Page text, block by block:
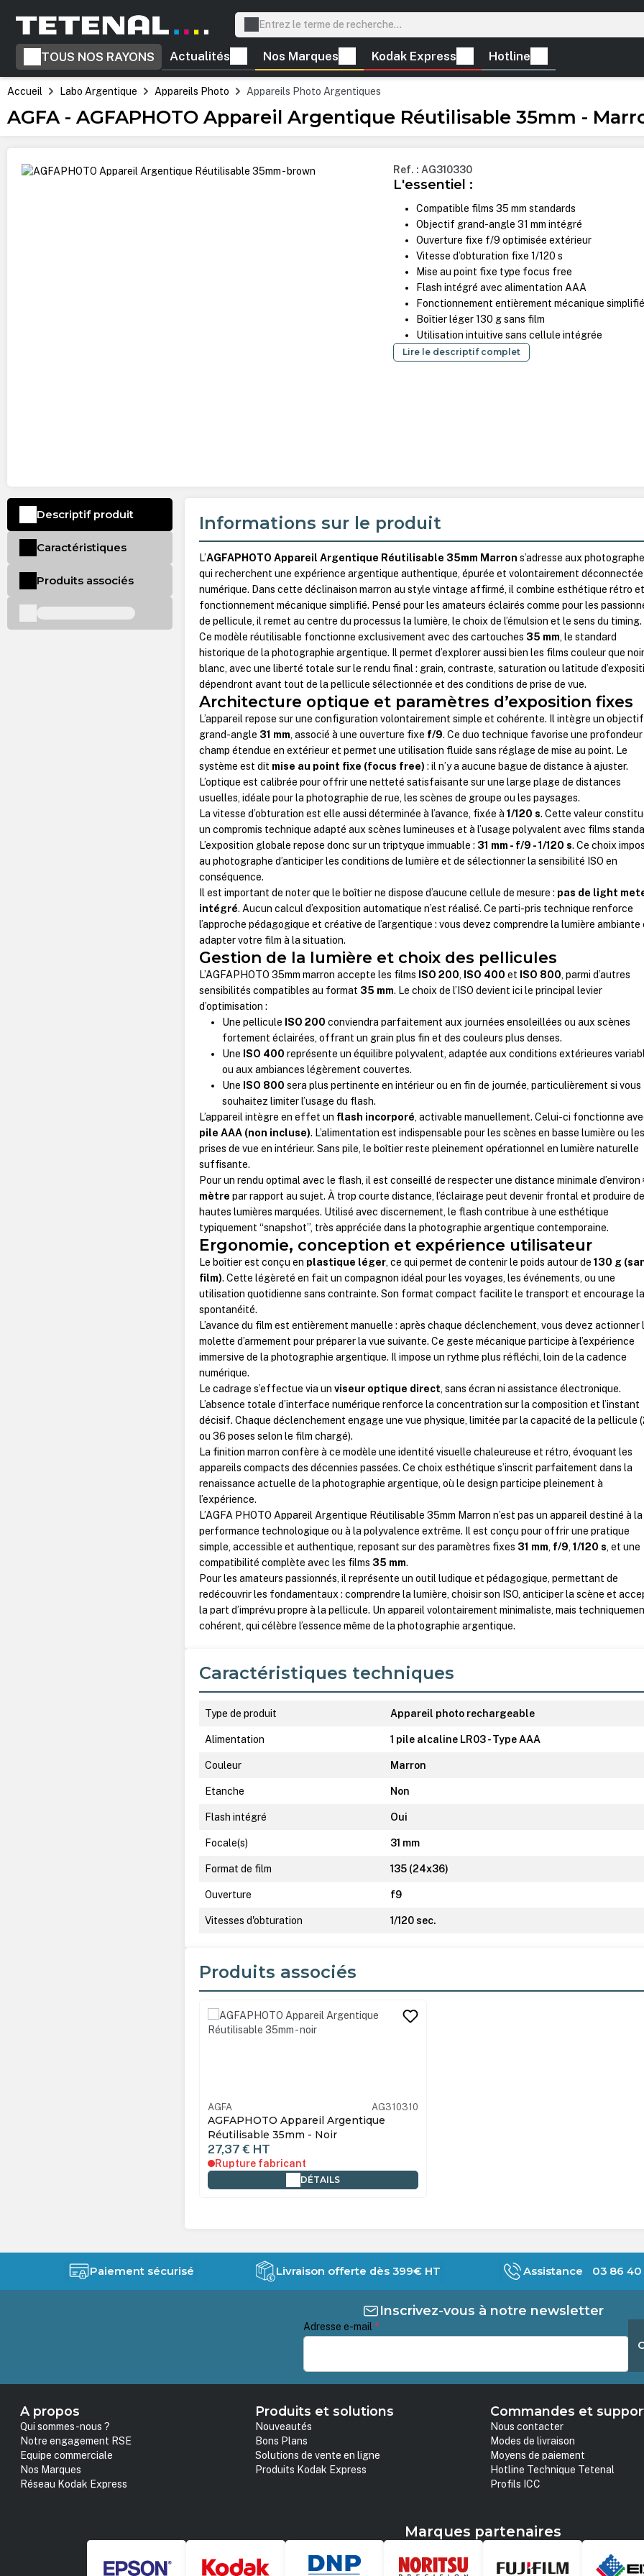
Passer à la navigation principale
TOUS NOS RAYONS Actualités Nos Marques Kodak Express Hotline
Accueil Labo Argentique Appareils Photo Appareils Photo Argentiques
AGFA - AGFAPHOTO Appareil Argentique Réutilisable 35mm -
Ignorer la galerie d'images Ref. : AG310330
L'essentiel :
Compatible films 35 mm standards
Objectif grand-angle 31 mm intégré
Ouverture fixe f/9 optimisée extérieur
Vitesse d’obturation fixe 1/120 s
Mise au point fixe type focus free
Flash intégré avec alimentation AAA
Fonctionnement entièrement mécanique
Boîtier léger 130 g sans film
Utilisation intuitive sans cellule intégrée
Lire le descriptif complet
Informations sur le produit
L’AGFAPHOTO Appareil Argentique Réutilisable 35mm Marron s’adresse aux
qui recherchent une expérience argentique authentique, épurée et volontairement
numérique. Dans cette déclinaison marron au style vintage affirmé, il combine esthétique rétro
fonctionnement mécanique simplifié. Pensé pour les amateurs éclairés comme pour les
de pellicule, il remet au centre du processus la lumière, le choix de l’émulsion et le sens du timing.
Ce modèle réutilisable fonctionne exclusivement avec des cartouches 35 mm, le standard
historique de la photographie argentique. Il permet d’explorer aussi bien les films couleur que
blanc, avec une liberté totale sur le rendu final : grain, contraste, saturation ou latitude
dépendront avant tout de la pellicule sélectionnée et des conditions de prise de vue.
Architecture optique et paramètres d’exposition fixes
L’appareil repose sur une configuration volontairement simple et cohérente. Il intègre un objectif
grand-angle 31 mm, associé à une ouverture fixe f/9. Ce duo technique favorise une profondeur
champ étendue en extérieur et permet une utilisation fluide sans réglage de mise au point. Le
système est dit mise au point fixe (focus free) : il n’y a aucune bague de distance à ajuster.
L’optique est calibrée pour offrir une netteté satisfaisante sur une large plage de distances
usuelles, idéale pour la photographie de rue, les scènes de groupe ou les paysages.
La vitesse d’obturation est elle aussi déterminée à l’avance, fixée à1/120 s. Cette valeur
un compromis technique adapté aux scènes lumineuses et à l’usage polyvalent avec films
L’exposition globale repose donc sur un triptyque immuable : 31 mm - f/9 - 1/120 s. Ce choix
au photographe d’anticiper les conditions de lumière et de sélectionner la sensibilité ISO en
conséquence.
Il est important de noter que le boîtier ne dispose d’aucune cellule de mesure : pas de light
intégré. Aucun calcul d’exposition automatique n’est réalisé. Ce parti-pris technique renforce
l’approche pédagogique et créative de l’argentique : vous devez comprendre la lumière ambiante
adapter votre film à la situation.
Gestion de la lumière et choix des pellicules
L’AGFAPHOTO 35mm marron accepte les films ISO 200, ISO 400 et ISO 800, parmi d’autres
sensibilités compatibles au format 35 mm. Le choix de l’ISO devient ici le principal levier
d’optimisation :
Une pellicule ISO 200 conviendra parfaitement aux journées ensoleillées ou aux scènes
fortement éclairées, offrant un grain plus fin et des couleurs plus denses.
Une ISO 400 représente un équilibre polyvalent, adaptée aux conditions extérieures
ou aux ambiances légèrement couvertes.
Une ISO 800 sera plus pertinente en intérieur ou en fin de journée, particulièrement si vous
souhaitez limiter l’usage du flash.
L’appareil intègre en effet un flash incorporé, activable manuellement. Celui-ci fonctionne
pile AAA (non incluse). L’alimentation est indispensable pour les scènes en basse lumière ou
prises de vue en intérieur. Sans pile, le boîtier reste pleinement opérationnel en lumière naturelle
suffisante.
Pour un rendu optimal avec le flash, il est conseillé de respecter une distance minimale d’environ
mètre par rapport au sujet. À trop courte distance, l’éclairage peut devenir frontal et produire
hautes lumières marquées. Utilisé avec discernement, le flash contribue à une esthétique
typiquement “snapshot”, très appréciée dans la photographie argentique contemporaine.
Ergonomie, conception et expérience utilisateur
Le boîtier est conçu en plastique léger, ce qui permet de contenir le poids autour de130 g
film). Cette légèreté en fait un compagnon idéal pour les voyages, les événements, ou une
utilisation quotidienne sans contrainte. Son format compact facilite le transport et encourage
spontanéité.
L’avance du film est entièrement manuelle : après chaque déclenchement, vous devez actionner
molette d’armement pour préparer la vue suivante. Ce geste mécanique participe à l’expérience
immersive de la photographie argentique. Il impose un rythme plus réfléchi, loin de la cadence
numérique.
Le cadrage s’effectue via unviseur optique direct, sans écran ni assistance électronique.
L’absence totale d’interface numérique renforce la concentration sur la composition et l’instant
décisif. Chaque déclenchement engage une vue physique, limitée par la capacité de la pellicule
ou 36 poses selon le film chargé).
La finition marron confère à ce modèle une identité visuelle chaleureuse et rétro, évoquant les
appareils compacts des décennies passées. Ce choix esthétique s’inscrit parfaitement dans la
renaissance actuelle de la photographie argentique, où le design participe pleinement à
l’expérience.
L’AGFA PHOTO Appareil Argentique Réutilisable 35mm Marron n’est pas un appareil destiné à la
performance technologique ou à la polyvalence extrême. Il est conçu pour offrir une pratique
simple, accessible et authentique, reposant sur des paramètres fixes 31 mm, f/9,1/120 s, et une
compatibilité complète avec les films 35 mm.
Pour les amateurs passionnés, il représente un outil ludique et pédagogique, permettant de
redécouvrir les fondamentaux : comprendre la lumière, choisir son ISO, anticiper la scène et
la part d’imprévu propre à la pellicule. Un appareil volontairement minimaliste, mais
cohérent, qui célèbre l’essence même de la photographie argentique.
Caractéristiques techniques
Type de produit Appareil photo rechargeable
Alimentation 1 pile alcaline LR03 - Type AAA
Couleur Marron
Etanche Non
Flash intégré Oui
Focale(s) 31 mm
Format de film 135 (24x36)
Ouverture f9
Vitesses d'obturation 1/120 sec.
Produits associés
Ignorer la galerie de produits
AGFA AG310310
AGFAPHOTO Appareil Argentique
Réutilisable 35mm - Noir
27,37 € HT
Rupture fabricant
DÉTAILS
Descriptif produit
Caractéristiques
Produits associés
Paiement sécurisé Livraison offerte dès 399€ HT Assistance 03 86 40
Inscrivez-vous à notre newsletter
Adresse e-mail *
A propos
Qui sommes-nous ?
Notre engagement RSE
Equipe commerciale
Nos Marques
Réseau Kodak Express
Produits et solutions
Nouveautés
Bons Plans
Solutions de vente en ligne
Produits Kodak Express
Commandes et
Nous contacter
Modes de livraison
Moyens de paiement
Hotline Technique Tetenal
Profils ICC
Marques partenaires